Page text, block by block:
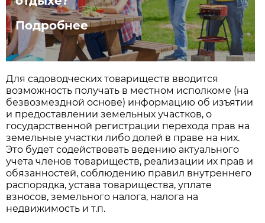
Подробнее
Для садоводческих товариществ вводится
возможность получать в местном исполкоме (на
безвозмездной основе) информацию об изъятии
и предоставлении земельных участков, о
государственной регистрации перехода прав на
земельные участки либо долей в праве на них.
Это будет содействовать ведению актуального
учета членов товариществ, реализации их прав и
обязанностей, соблюдению правил внутреннего
распорядка, устава товарищества, уплате
взносов, земельного налога, налога на
недвижимость и т.п.